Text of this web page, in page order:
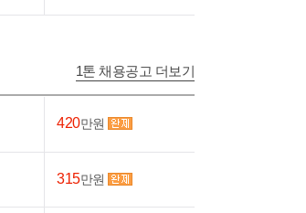
1톤 채용공고 더보기
420만원
315만원